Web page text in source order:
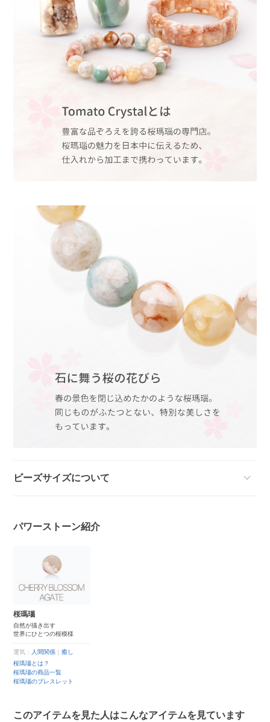
ビーズサイズについて
パワーストーン紹介
桜瑪瑙
自然が描き出す
世界にひとつの桜模様
運気： 人間関係 ｜癒し
桜瑪瑙とは？
桜瑪瑙の商品一覧
桜瑪瑙のブレスレット
このアイテムを見た人はこんなアイテムを見ています